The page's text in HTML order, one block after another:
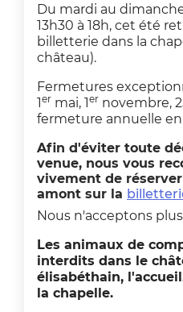
Du mardi au
13h30 à 18h, cet été
billetterie dans la
château).
Fermetures
1er mai, 1er novembre,
fermeture annuelle en
Afin d'éviter toute
venue, nous vous
vivement de
amont sur la
Nous n'acceptons
Les animaux de
interdits dans le
élisabéthain,
la chapelle.